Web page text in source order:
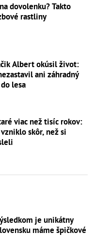
dovolenku? Takto
rastliny
Albert okúsil život:
ani záhradný
lesa
viac než tisíc rokov:
skôr, než si
je unikátny
máme špičkové